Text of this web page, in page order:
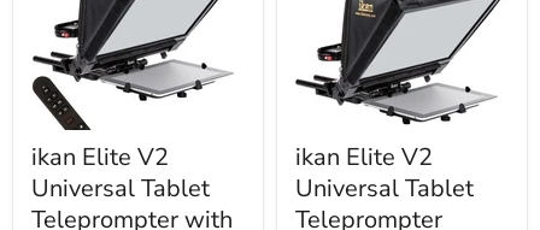
ikan Elite V2
Universal Tablet
Teleprompter with
ikan Elite V2
Universal Tablet
Teleprompter